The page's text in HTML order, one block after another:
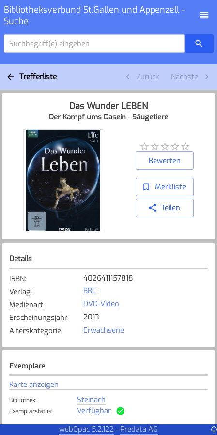
Bibliotheksverbund St.Gallen und Appenzell -
Suche
Suchbegriff(e) eingeben
Trefferliste Zurück Nächste
Das Wunder LEBEN
Der Kampf ums Dasein - Säugetiere
Bewerten
Merkliste
Teilen
Details
ISBN:
4026411157818
Verlag:
BBC :
Medienart:
DVD-Video
Erscheinungsjahr:
2013
Alterskategorie: Erwachsene
Exemplare
Karte anzeigen
Bibliothek: Steinach
Exemplarstatus:
Verfügbar
webOpac 5.2.122 - Predata AG